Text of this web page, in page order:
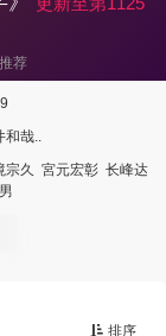
推荐
和哉..
宗久 宮元宏彰 长峰达
排序